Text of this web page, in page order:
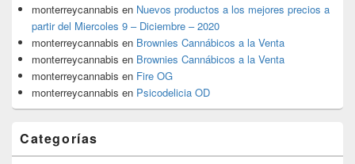
monterreycannabis en Nuevos productos a los mejores precios a
partir del Miercoles 9 – Diciembre – 2020
monterreycannabis en Brownies Cannábicos a la Venta
monterreycannabis en Brownies Cannábicos a la Venta
monterreycannabis en Fire OG
monterreycannabis en Psicodelicia OD
Categorías